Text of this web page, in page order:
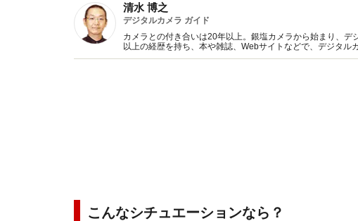
清水 博之
デジタルカメラ ガイド
カメラとの付き合いは20年以上。銀塩カメラから始まり、
以上の経歴を持ち、本や雑誌、Webサイトなどで、デジタ
ラの良さもまだまだ捨てがたく、両方の動向をウォッチし続
こんなシチュエーションなら？